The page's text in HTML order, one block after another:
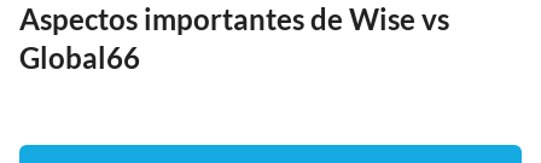
Aspectos importantes de Wise vs
Global66